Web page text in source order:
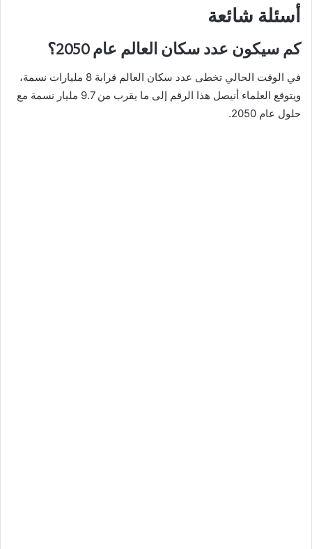
أسئلة شائعة
كم سيكون عدد سكان العالم عام 2050؟
في الوقت الحالي تخطى عدد سكان العالم قرابة 8 مليارات نسمة،
ويتوقع العلماء أنيصل هذا الرقم إلى ما يقرب من 9.7 مليار نسمة مع
حلول عام 2050.